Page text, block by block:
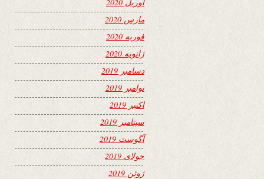
مارس 2020
فوریه 2020
ژانویه 2020
دسامبر 2019
نوامبر 2019
اکتبر 2019
سپتامبر 2019
آگوست 2019
جولای 2019
ژوئن 2019